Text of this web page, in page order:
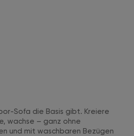
Sofa die Basis gibt. Kreiere
wachse – ganz ohne
und mit waschbaren Bezügen